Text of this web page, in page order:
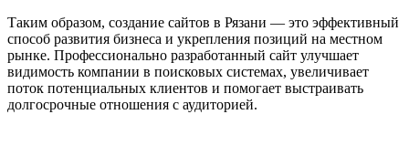
Таким образом, создание сайтов в Рязани — это эффективный
способ развития бизнеса и укрепления позиций на местном
рынке. Профессионально разработанный сайт улучшает
видимость компании в поисковых системах, увеличивает
поток потенциальных клиентов и помогает выстраивать
долгосрочные отношения с аудиторией.